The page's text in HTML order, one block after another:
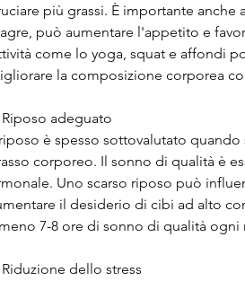
più grassi. È importante
può aumentare l'appetito e
come lo yoga, squat e affondi
la composizione corporea
Riposo adeguato
è spesso sottovalutato
corporeo. Il sonno di qualità è
Uno scarso riposo può
il desiderio di cibi ad alto
7-8 ore di sonno di qualità ogni
Riduzione dello stress